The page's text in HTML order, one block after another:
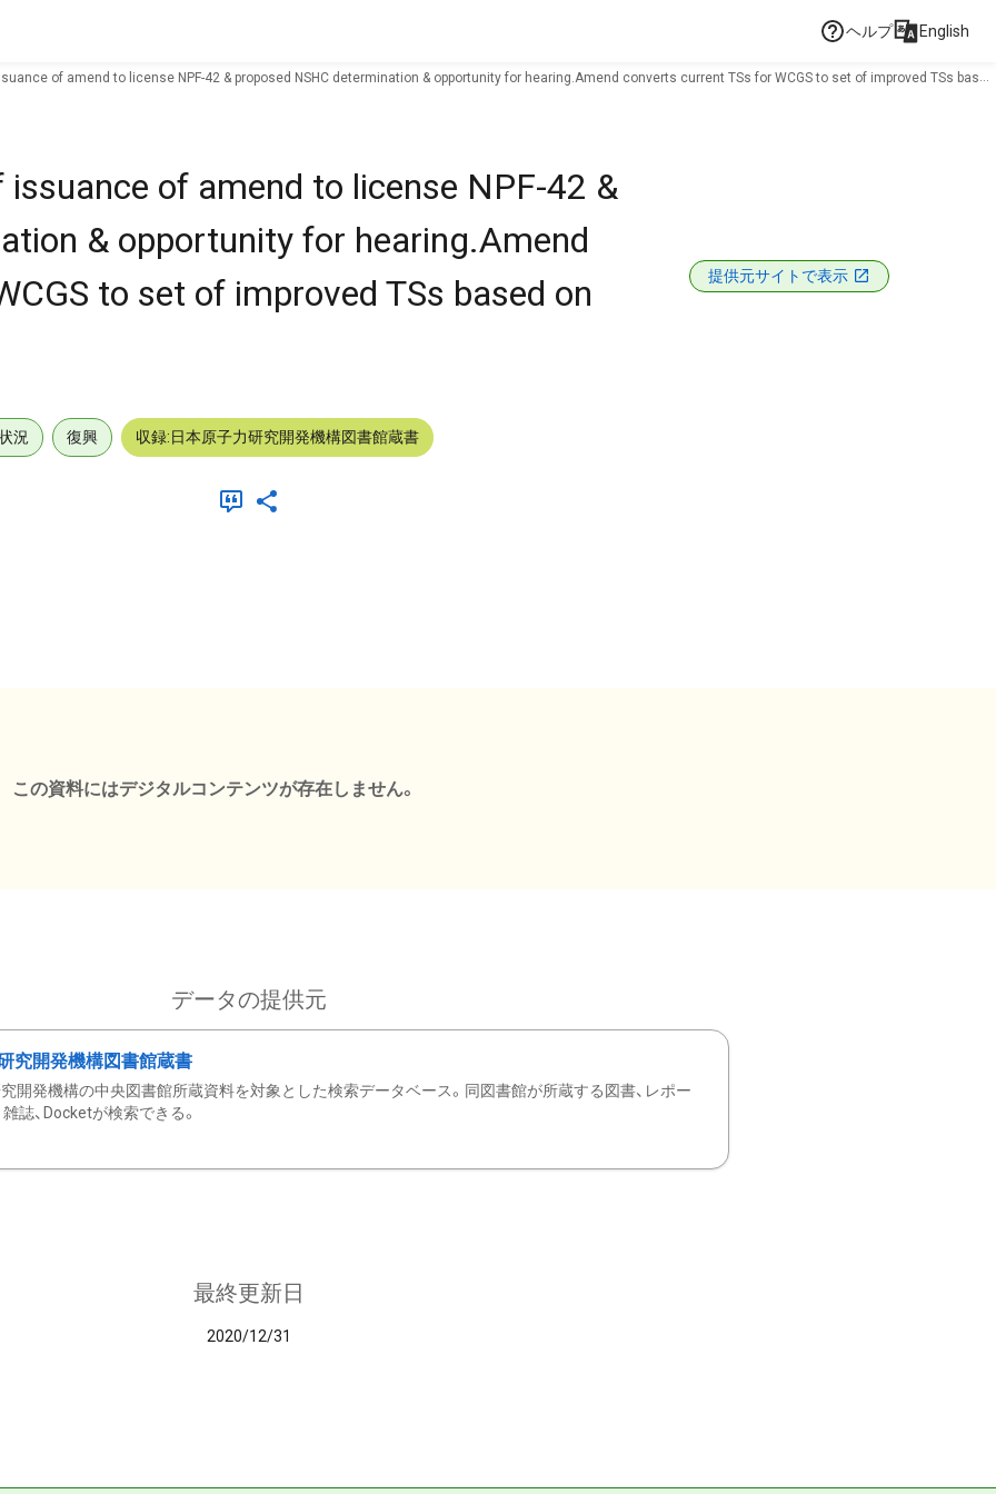
ヘルプ English
of amend to license NPF-42 & proposed NSHC determination & opportunity for hearing.Amend converts current TSs for WCGS to set of improved TSs based
of amend to license NPF-42 &
& opportunity for hearing.Amend
to set of improved TSs based on
提供元サイトで表示
況 復興 収録:日本原子力研究開発機構図書館蔵書
この資料にはデジタルコンテンツが存在しません。
データの提供元
究開発機構図書館蔵書
開発機構の中央図書館所蔵資料を対象とした検索データベース。同図書館が所蔵する図書、レポー
雑誌、Docketが検索できる。
最終更新日
2020/12/31